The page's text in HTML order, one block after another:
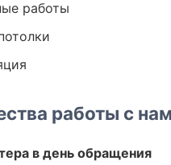
работы
работы с
в день обращения